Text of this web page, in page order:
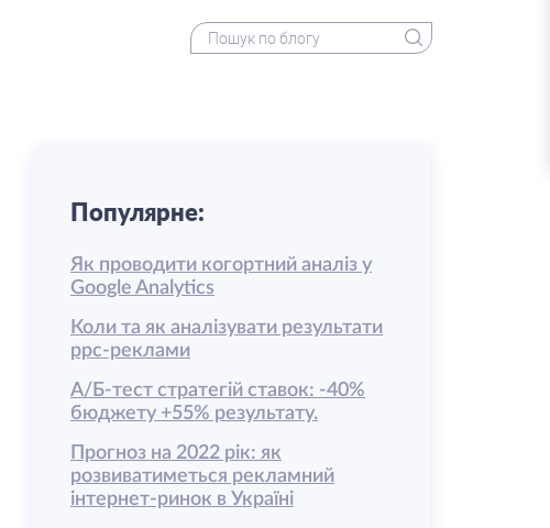
Популярне:
Як проводити когортний аналіз у
Google Analytics
Коли та як аналізувати результати
ррс-реклами
А/Б-тест стратегій ставок: -40%
бюджету +55% результату.
Прогноз на 2022 рік: як
розвиватиметься рекламний
інтернет-ринок в Україні